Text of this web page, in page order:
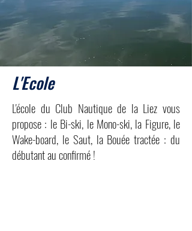
L'Ecole
L'école du Club Nautique de la Liez vous
propose : le Bi-ski, le Mono-ski, la Figure, le
Wake-board, le Saut, la Bouée tractée : du
débutant au confirmé !